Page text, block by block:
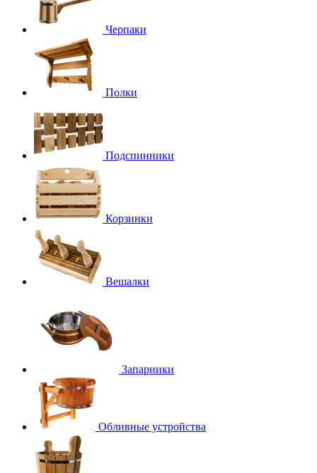
Черпаки
Полки
Подспинники
Корзинки
Вешалки
Запарники
Обливные устройства